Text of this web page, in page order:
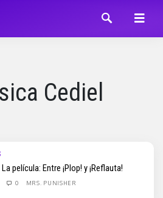
Cediel
película: Entre ¡Plop! y ¡Reflauta!
0 MRS. PUNISHER